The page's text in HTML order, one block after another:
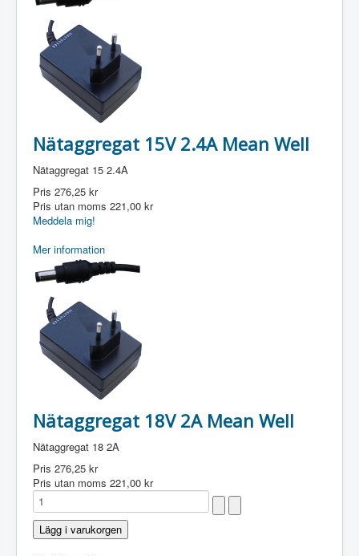
Nätaggregat 15V 2.4A Mean Well
Nätaggregat 15 2.4A
Pris 276,25 kr
Pris utan moms 221,00 kr
Meddela mig!
Mer information
Nätaggregat 18V 2A Mean Well
Nätaggregat 18 2A
Pris 276,25 kr
Pris utan moms 221,00 kr